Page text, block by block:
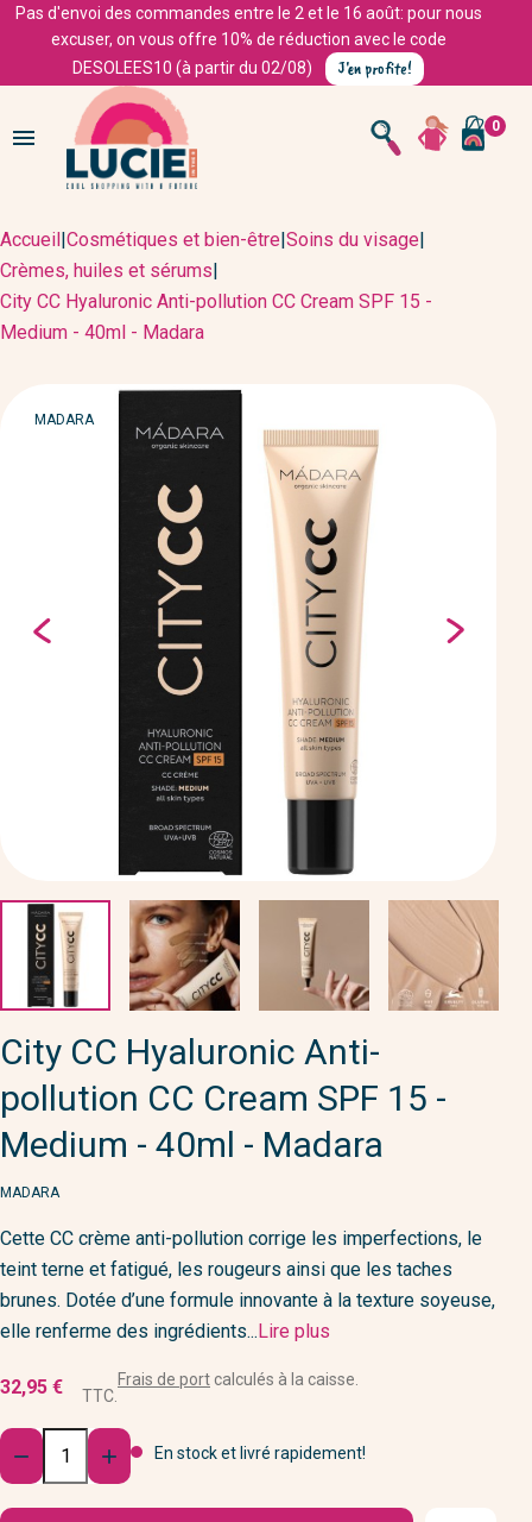
Pas d'envoi des commandes entre le 2 et le 16 août: pour nous
excuser, on vous offre 10% de réduction avec le code
DESOLEES10 (à partir du 02/08)
J'en profite!
 0
Accueil|Cosmétiques et bien-être|Soins du visage|
Crèmes, huiles et sérums|
City CC Hyaluronic Anti-pollution CC Cream SPF 15 -
Medium - 40ml - Madara
MARQUE
MADARA
City CC Hyaluronic Anti-
pollution CC Cream SPF 15 -
Medium - 40ml - Madara
MARQUE
MADARA
Cette CC crème anti-pollution corrige les imperfections, le
teint terne et fatigué, les rougeurs ainsi que les taches
brunes. Dotée d’une formule innovante à la texture soyeuse,
elle renferme des ingrédients...Lire plus
32,95 € TTC.
Frais de portcalculés à la caisse.
Quantité
  En stock et livré rapidement!